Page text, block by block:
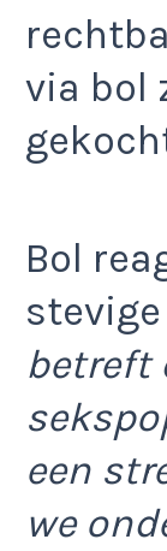
via bol
Bol
betreft
een
we